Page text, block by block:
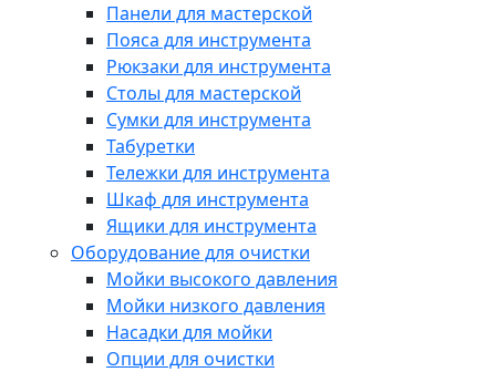
Панели для мастерской
Пояса для инструмента
Рюкзаки для инструмента
Столы для мастерской
Сумки для инструмента
Табуретки
Тележки для инструмента
Шкаф для инструмента
Ящики для инструмента
Оборудование для очистки
Мойки высокого давления
Мойки низкого давления
Насадки для мойки
Опции для очистки